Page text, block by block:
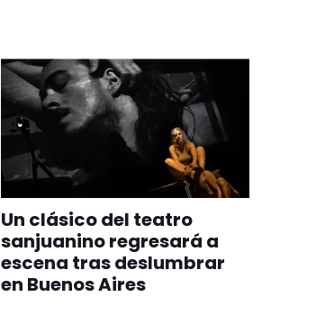
Un clásico del teatro
sanjuanino regresará a
escena tras deslumbrar
en Buenos Aires